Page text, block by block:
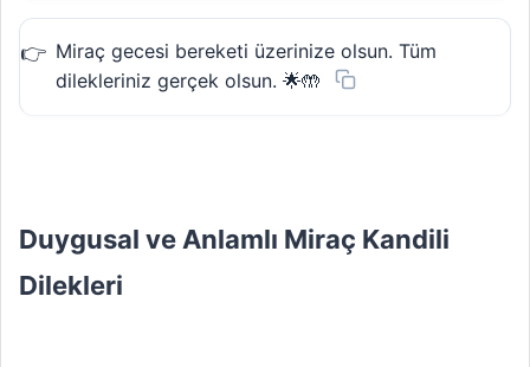
Miraç gecesi bereketi üzerinize olsun. Tüm
dilekleriniz gerçek olsun. 🌟🤲
Duygusal ve Anlamlı Miraç Kandili
Dilekleri